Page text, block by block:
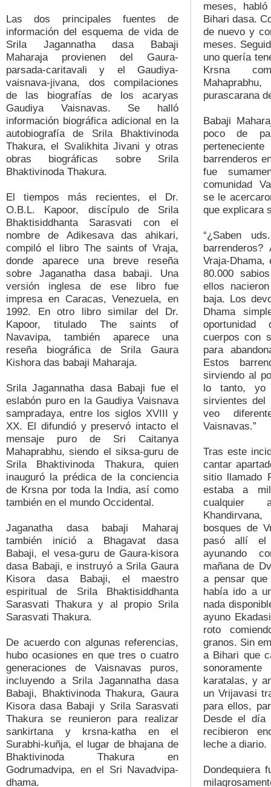
Las dos principales fuentes de
información del esquema de vida de
Srila Jagannatha dasa Babaji
Maharaja provienen del Gaura-
parsada-caritavali y el Gaudiya-
vaisnava-jivana, dos compilaciones
de las biografías de los acaryas
Gaudiya Vaisnavas. Se halló
información biográfica adicional en la
autobiografía de Srila Bhaktivinoda
Thakura, el Svalikhita Jivani y otras
obras biográficas sobre Srila
Bhaktivinoda Thakura.
El tiempos más recientes, el Dr.
O.B.L. Kapoor, discípulo de Srila
Bhaktisiddhanta Sarasvati con el
nombre de Adikesava das ahikari,
compiló el libro The saints of Vraja,
donde aparece una breve reseña
sobre Jaganatha dasa babaji. Una
versión inglesa de ese libro fue
impresa en Caracas, Venezuela, en
1992. En otro libro similar del Dr.
Kapoor, titulado The saints of
Navavipa, también aparece una
reseña biográfica de Srila Gaura
Kishora das babaji Maharaja.
Srila Jagannatha dasa Babaji fue el
eslabón puro en la Gaudiya Vaisnava
sampradaya, entre los siglos XVIII y
XX. El difundió y preservó intacto el
mensaje puro de Sri Caitanya
Mahaprabhu, siendo el siksa-guru de
Srila Bhaktivinoda Thakura, quien
inauguró la prédica de la conciencia
de Krsna por toda la India, así como
también en el mundo Occidental.
Jaganatha dasa babaji Maharaj
también inició a Bhagavat dasa
Babaji, el vesa-guru de Gaura-kisora
dasa Babaji, e instruyó a Srila Gaura
Kisora dasa Babaji, el maestro
espiritual de Srila Bhaktisiddhanta
Sarasvati Thakura y al propio Srila
Sarasvati Thakura.
De acuerdo con algunas referencias,
hubo ocasiones en que tres o cuatro
generaciones de Vaisnavas puros,
incluyendo a Srila Jagannatha dasa
Babaji, Bhaktivinoda Thakura, Gaura
Kisora dasa Babaji y Srila Sarasvati
Thakura se reunieron para realizar
sankirtana y krsna-katha en el
Surabhi-kuñja, el lugar de bhajana de
Bhaktivinoda Thakura en
Godrumadvipa, en el Sri Navadvipa-
dhama.
meses,
Bihari dasa.
de nuevo y
meses.
uno quería
Krsna
purascarana
Babaji
poco de
barrenderos
fue
comunidad
se le
que explicara
“¿Saben
Vraja-
80.000
ellos
baja. Los
Dhama
cuerpos con
para
Estos
sirviendo al
lo tanto, yo
sirvientes del
veo
Vaisnavas.”
Tras este
cantar
sitio llamado
estaba a
cualquier
bosques de
pasó allí el
ayunando
mañana de
a pensar que
había ido a
nada
ayuno
roto
granos. Sin
a Bihari que
karatalas, y
un Vrijavasi
para ellos,
Desde el día
recibieron
leche a diario.
Dondequiera